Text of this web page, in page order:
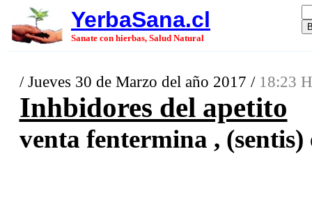
YerbaSana.cl
Sanate con hierbas, Salud Natural
/ Jueves 30 de Marzo del año 2017 / 18:23
Inhbidores del apetito
venta fentermina ,